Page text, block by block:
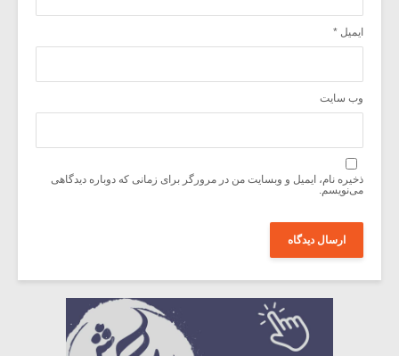
وب‌ سایت
ذخیره نام، ایمیل و وبسایت من در مرورگر برای زمانی که دوباره دیدگاهی
می‌نویسم.